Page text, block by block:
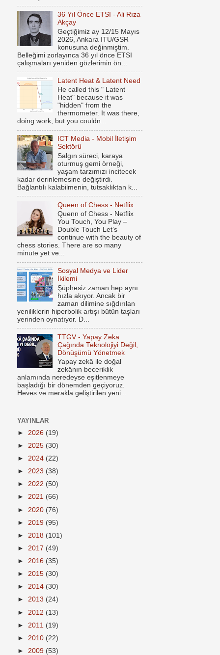
36 Yıl Önce ETSI - Ali Rıza
Akçay
Geçtiğimiz ay 12/15 Mayıs
2026, Ankara ITU/GSR
konusuna değinmiştim.
Belleğimi zorlayınca 36 yıl önce ETSI
çalışmaları yeniden gözlerimin ön...
Latent Heat & Latent Need
He called this " Latent
Heat" because it was
"hidden" from the
thermometer. It was there,
doing work, but you couldn...
ICT Media - Mobil İletişim
Sektörü
Salgın süreci, karaya
oturmuş gemi örneği,
yaşam tarzımızı incitecek
kadar derinlemesine değiştirdi.
Bağlantılı kalabilmenin, tutsaklıktan k...
Queen of Chess - Netflix
Quenn of Chess - Netflix
You Touch, You Play –
Double Touch Let’s
continue with the beauty of
chess stories. There are so many
minute yet ve...
Sosyal Medya ve Lider
İkilemi
Şüphesiz zaman hep aynı
hızla akıyor. Ancak bir
zaman dilimine sığdırılan
yeniliklerin hiperbolik artışı bütün taşları
yerinden oynatıyor. D...
TTGV - Yapay Zeka
Çağında Teknolojiyi Değil,
Dönüşümü Yönetmek
Yapay zekâ ile doğal
zekânın beceriklik
anlamında neredeyse eşitlenmeye
başladığı bir dönemden geçiyoruz.
Heves ve merakla geliştirilen yeni...
YAYINLAR
► 2026 (19)
► 2025 (30)
► 2024 (22)
► 2023 (38)
► 2022 (50)
► 2021 (66)
► 2020 (76)
► 2019 (95)
► 2018 (101)
► 2017 (49)
► 2016 (35)
► 2015 (30)
► 2014 (30)
► 2013 (24)
► 2012 (13)
► 2011 (19)
► 2010 (22)
► 2009 (53)